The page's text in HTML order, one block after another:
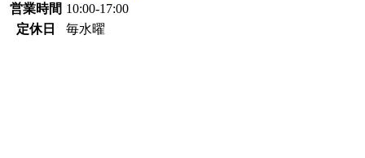
営業時間 10:00-17:00
定休日
毎水曜